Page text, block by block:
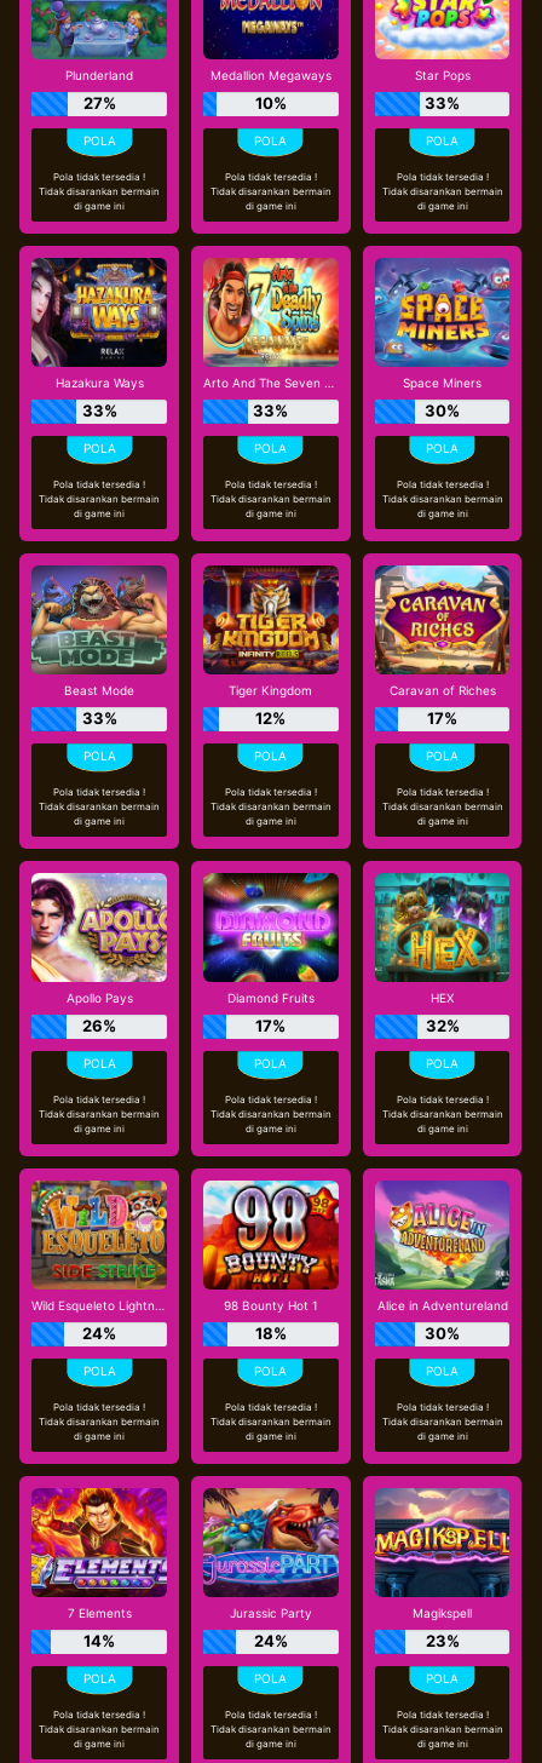
Plunderland
27%
Pola tidak tersedia !
Tidak disarankan bermain
di game ini
Medallion Megaways
10%
Pola tidak tersedia !
Tidak disarankan bermain
di game ini
Star Pops
33%
Pola tidak tersedia !
Tidak disarankan bermain
di game ini
Hazakura Ways
33%
Pola tidak tersedia !
Tidak disarankan bermain
di game ini
Arto And The Seven Deadly Spins Megaways
33%
Pola tidak tersedia !
Tidak disarankan bermain
di game ini
Space Miners
30%
Pola tidak tersedia !
Tidak disarankan bermain
di game ini
Beast Mode
33%
Pola tidak tersedia !
Tidak disarankan bermain
di game ini
Tiger Kingdom
12%
Pola tidak tersedia !
Tidak disarankan bermain
di game ini
Caravan of Riches
17%
Pola tidak tersedia !
Tidak disarankan bermain
di game ini
Apollo Pays
26%
Pola tidak tersedia !
Tidak disarankan bermain
di game ini
Diamond Fruits
17%
Pola tidak tersedia !
Tidak disarankan bermain
di game ini
HEX
32%
Pola tidak tersedia !
Tidak disarankan bermain
di game ini
Wild Esqueleto Lightning Chase
24%
Pola tidak tersedia !
Tidak disarankan bermain
di game ini
98 Bounty Hot 1
18%
Pola tidak tersedia !
Tidak disarankan bermain
di game ini
Alice in Adventureland
30%
Pola tidak tersedia !
Tidak disarankan bermain
di game ini
7 Elements
14%
Pola tidak tersedia !
Tidak disarankan bermain
di game ini
Jurassic Party
24%
Pola tidak tersedia !
Tidak disarankan bermain
di game ini
Magikspell
23%
Pola tidak tersedia !
Tidak disarankan bermain
di game ini